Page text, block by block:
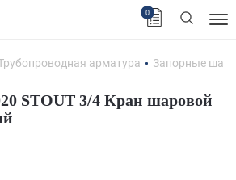
0
арматура Запорные
STOUT 3/4 Кран шаровой